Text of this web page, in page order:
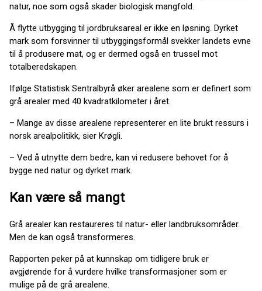
natur, noe som også skader biologisk mangfold.
Å flytte utbygging til jordbruksareal er ikke en løsning. Dyrket
mark som forsvinner til utbyggingsformål svekker landets evne
til å produsere mat, og er dermed også en trussel mot
totalberedskapen.
Ifølge Statistisk Sentralbyrå øker arealene som er definert som
grå arealer med 40 kvadratkilometer i året.
– Mange av disse arealene representerer en lite brukt ressurs i
norsk arealpolitikk, sier Krøgli.
– Ved å utnytte dem bedre, kan vi redusere behovet for å
bygge ned natur og dyrket mark.
Kan være så mangt
Grå arealer kan restaureres til natur- eller landbruksområder.
Men de kan også transformeres.
Rapporten peker på at kunnskap om tidligere bruk er
avgjørende for å vurdere hvilke transformasjoner som er
mulige på de grå arealene.